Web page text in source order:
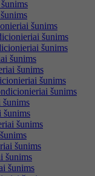
šunims
šunims
šunims
šunims
šunims
šunims
šunims
šunims
šunims
šunims
šunims
šunims